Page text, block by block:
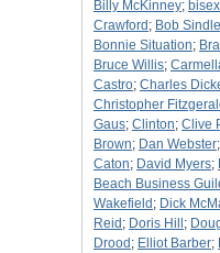
Billy McKinney;
Crawford ; Bob
Bonnie Situation;
Bruce Willis;
Castro; Charles
Christopher
Gaus; Clinton; Clive
Brown; Dan Webster;
Caton; David Myers;
Beach Business
Wakefield ; Dick
Reid ; Doris Hill ;
Drood ; Elliot Barber;